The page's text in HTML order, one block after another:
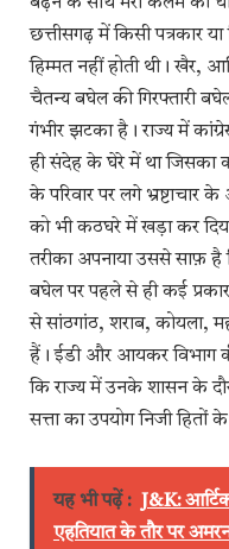
बढ़ने के साथ मेरी कलम की
छत्तीसगढ़ में किसी पत्रकार
हिम्‍मत नहीं होती थी। खैर,
चैतन्य बघेल की गिरफ्तारी
गंभीर झटका है। राज्य में
ही संदेह के घेरे में था जिसका
के परिवार पर लगे भ्रष्टाचार
को भी कठघरे में खड़ा कर
तरीका अपनाया उससे साफ़
बघेल पर पहले से ही कई
से सांठगांठ, शराब, कोयला,
हैं। ईडी और आयकर विभाग
कि राज्य में उनके शासन के
सत्ता का उपयोग निजी हितों
यह भी पढ़ें :
J&K:
एहतियात के तौर पर